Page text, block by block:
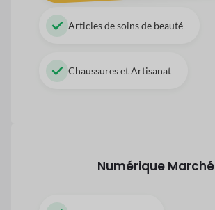
Articles de soins de beauté
Chaussures et Artisanat
Numérique Marché